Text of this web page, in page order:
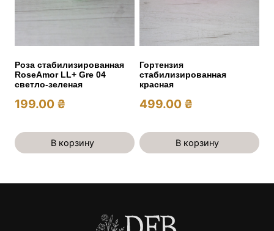
Роза стабилизированная
RoseAmor LL+ Gre 04
светло-зеленая
199.00 ₴
В корзину
Гортензия
стабилизированная
красная
499.00 ₴
В корзину